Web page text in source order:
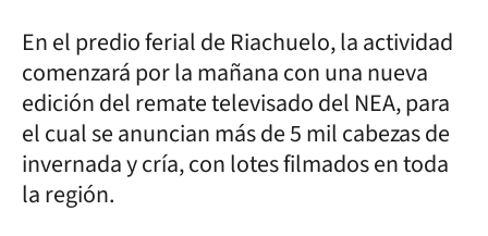
En el predio ferial de Riachuelo, la actividad
comenzará por la mañana con una nueva
edición del remate televisado del NEA, para
el cual se anuncian más de 5 mil cabezas de
invernada y cría, con lotes filmados en toda
la región.